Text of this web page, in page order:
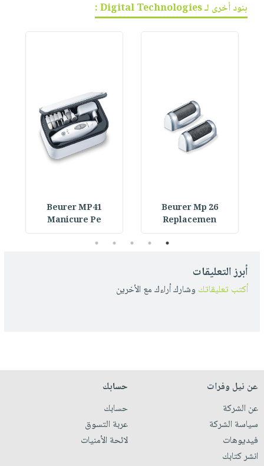
بنود أخرى لـ Digital Technologies :
Beurer Mp 26
Replacemen
Beurer MP41
Manicure Pe
1
2
3
4
5
أبرز التعليقات
أكتب تعليقاتك وشارك أراءك مع الأخرين
عن نيل وفرات
عن الشركة
سياسة الشركة
فيديوهات
انشر كتابك
حسابك
حسابك
عربة التسوق
لائحة الأمنيات